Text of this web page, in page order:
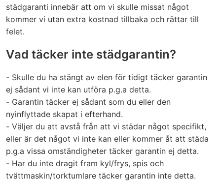
städgaranti innebär att om vi skulle missat något
kommer vi utan extra kostnad tillbaka och rättar till
felet.
Vad täcker inte städgarantin?
- Skulle du ha stängt av elen för tidigt täcker garantin
ej sådant vi inte kan utföra p.g.a detta.
- Garantin täcker ej sådant som du eller den
nyinflyttade skapat i efterhand.
- Väljer du att avstå från att vi städar något specifikt,
eller är det något vi inte kan eller kommer åt att städa
p.g.a vissa omständigheter täcker garantin ej detta.
- Har du inte dragit fram kyl/frys, spis och
tvättmaskin/torktumlare täcker garantin inte detta.